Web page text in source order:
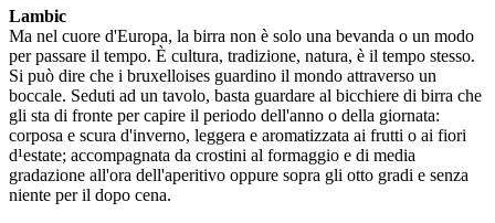
Lambic
Ma nel cuore d'Europa, la birra non è solo una bevanda o un modo
per passare il tempo. È cultura, tradizione, natura, è il tempo stesso.
Si può dire che i bruxelloises guardino il mondo attraverso un
boccale. Seduti ad un tavolo, basta guardare al bicchiere di birra che
gli sta di fronte per capire il periodo dell'anno o della giornata:
corposa e scura d'inverno, leggera e aromatizzata ai frutti o ai fiori
d¹estate; accompagnata da crostini al formaggio e di media
gradazione all'ora dell'aperitivo oppure sopra gli otto gradi e senza
niente per il dopo cena.